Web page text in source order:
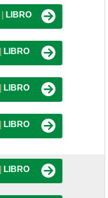
LIBRO
LIBRO
LIBRO
LIBRO
LIBRO